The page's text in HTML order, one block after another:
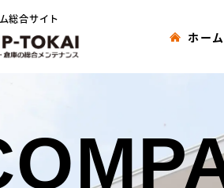
総合サイト
ホーム